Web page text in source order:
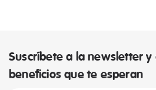
Suscríbete a la newsletter y
beneficios que te esperan